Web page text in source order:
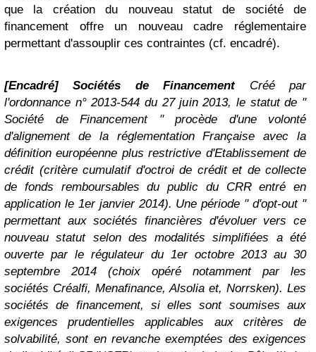
que la création du nouveau statut de société de
financement offre un nouveau cadre réglementaire
permettant d'assouplir ces contraintes (cf. encadré).
[Encadré] Sociétés de Financement
Créé par
l'ordonnance n° 2013-544 du 27 juin 2013, le statut de "
Société de Financement " procède d'une volonté
d'alignement de la réglementation Française avec la
définition européenne plus restrictive d'Etablissement de
crédit (critère cumulatif d'octroi de crédit et de collecte
de fonds remboursables du public du CRR entré en
application le 1er janvier 2014). Une période " d'opt-out "
permettant aux sociétés financières d'évoluer vers ce
nouveau statut selon des modalités simplifiées a été
ouverte par le régulateur du 1er octobre 2013 au 30
septembre 2014 (choix opéré notamment par les
sociétés Créalfi, Menafinance, Alsolia et, Norrsken). Les
sociétés de financement, si elles sont soumises aux
exigences prudentielles applicables aux critères de
solvabilité, sont en revanche exemptées des exigences